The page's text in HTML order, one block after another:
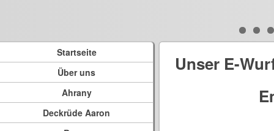
Startseite
Über uns
Ahrany
Deckrüde Aaron
Unser E-